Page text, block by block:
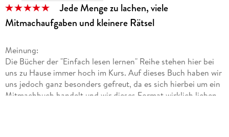
Jede Menge zu lachen, viele
Mitmachaufgaben und kleinere Rätsel
Meinung:
Die Bücher der "Einfach lesen lernen" Reihe stehen hier bei
uns zu Hause immer hoch im Kurs. Auf dieses Buch haben wir
uns jedoch ganz besonders gefreut, da es sich hierbei um ein
Mitmachbuch handelt und wir dieses Format wirklich lieben.